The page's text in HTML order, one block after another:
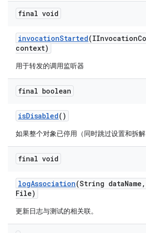
final void
invocationStarted(IInvocation
context)
用于转发的调用监听器
final boolean
isDisabled()
如果整个对象已停用（同时跳过设置和拆
final void
logAssociation(String dataName ,
File)
更新日志与测试的相关联。